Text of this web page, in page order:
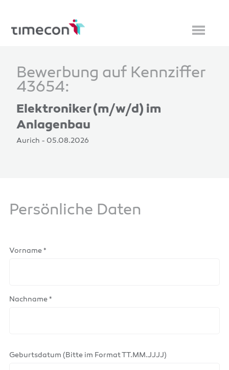
Bewerbung auf Kennziffer
43654:
Elektroniker (m/w/d) im
Anlagenbau
Aurich - 05.08.2026
Persönliche Daten
Vorname *
Nachname *
Geburtsdatum (Bitte im Format TT.MM.JJJJ)